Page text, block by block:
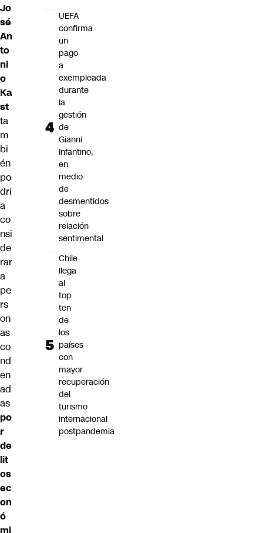
Jo
sé
An
to
ni
o
Ka
st
ta
m
bi
én
po
drí
a
co
nsi
de
rar
a
pe
rs
on
as
co
nd
en
ad
as
po
r
de
lit
os
ec
on
ó
mi
UEFA
confirma
un
pago
a
exempleada
durante
la
gestión
de
Gianni
Infantino,
en
medio
de
desmentidos
sobre
relación
sentimental
Chile
llega
al
top
ten
de
los
países
con
mayor
recuperación
del
turismo
internacional
postpandemia